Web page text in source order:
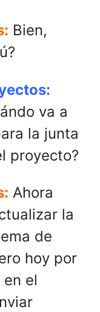
Bien,
va a
la junta
proyecto?
Ahora
la
de
hoy por
el